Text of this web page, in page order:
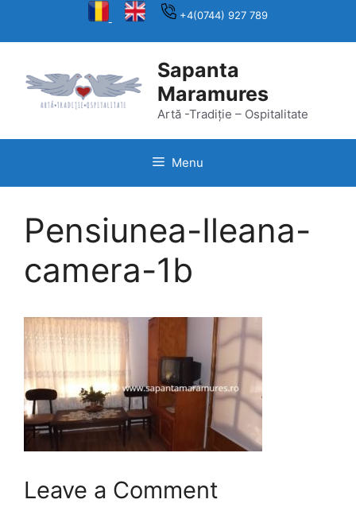
+4(0744) 927 789
Sapanta
Maramures
Artă -Tradiție – Ospitalitate
Menu
Pensiunea-Ileana-
camera-1b
Leave a Comment